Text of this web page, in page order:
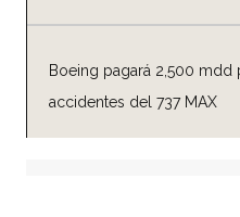
Boeing pagará 2,500 mdd
accidentes del 737 MAX